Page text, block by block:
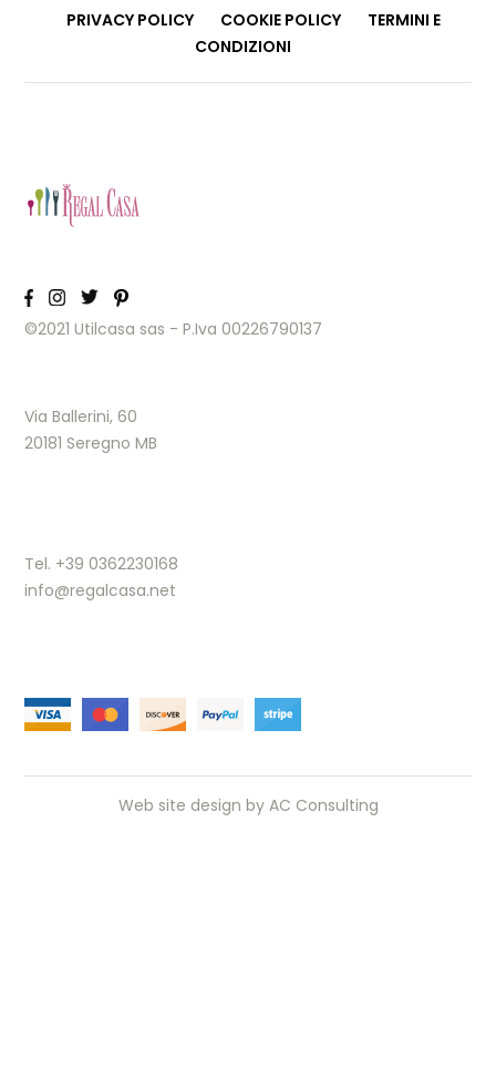
PRIVACY POLICY COOKIE POLICY
TERMINI E
CONDIZIONI
©2021 Utilcasa sas - P.Iva 00226790137
Via Ballerini, 60
20181 Seregno MB
Tel. +39 0362230168
info@regalcasa.net
Web site design by AC Consulting